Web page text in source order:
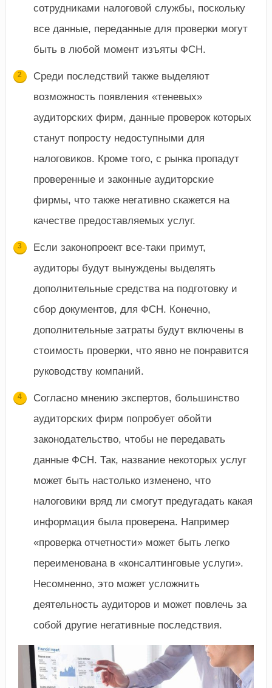
сотрудниками налоговой службы, поскольку
все данные, переданные для проверки могут
быть в любой момент изъяты ФСН.
Среди последствий также выделяют
возможность появления «теневых»
аудиторских фирм, данные проверок которых
станут попросту недоступными для
налоговиков. Кроме того, с рынка пропадут
проверенные и законные аудиторские
фирмы, что также негативно скажется на
качестве предоставляемых услуг.
Если законопроект все-таки примут,
аудиторы будут вынуждены выделять
дополнительные средства на подготовку и
сбор документов, для ФСН. Конечно,
дополнительные затраты будут включены в
стоимость проверки, что явно не понравится
руководству компаний.
Согласно мнению экспертов, большинство
аудиторских фирм попробует обойти
законодательство, чтобы не передавать
данные ФСН. Так, название некоторых услуг
может быть настолько изменено, что
налоговики вряд ли смогут предугадать какая
информация была проверена. Например
«проверка отчетности» может быть легко
переименована в «консалтинговые услуги».
Несомненно, это может усложнить
деятельность аудиторов и может повлечь за
собой другие негативные последствия.